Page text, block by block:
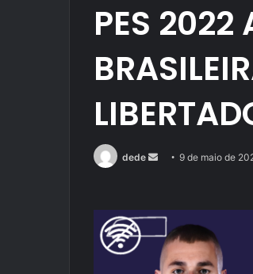
PES 2022
dede
Mande
mail
9 de maio de